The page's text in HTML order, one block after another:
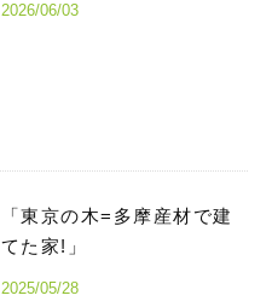
2026/06/03
「東京の木=多摩産材で建
てた家!」
2025/05/28